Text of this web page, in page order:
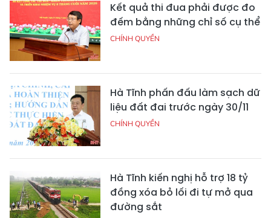
Kết quả thi đua phải được đo
đếm bằng những chỉ số cụ thể
CHÍNH QUYỀN
Hà Tĩnh phấn đấu làm sạch dữ
liệu đất đai trước ngày 30/11
CHÍNH QUYỀN
Hà Tĩnh kiến nghị hỗ trợ 18 tỷ
đồng xóa bỏ lối đi tự mở qua
đường sắt